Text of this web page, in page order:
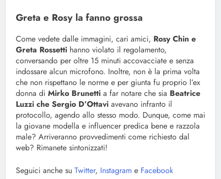
Greta e Rosy la fanno grossa
Come vedete dalle immagini, cari amici, Rosy Chin e
Greta Rossetti hanno violato il regolamento,
conversando per oltre 15 minuti accovacciate e senza
indossare alcun microfono. Inoltre, non è la prima volta
che non rispettano le norme e per giunta fu proprio l’ex
donna di Mirko Brunetti a far notare che sia Beatrice
Luzzi che Sergio D’Ottavi avevano infranto il
protocollo, agendo allo stesso modo. Dunque, come mai
la giovane modella e influencer predica bene e razzola
male? Arriveranno provvedimenti come richiesto dal
web? Rimanete sintonizzati!
Seguici anche su Twitter, Instagram e Facebook